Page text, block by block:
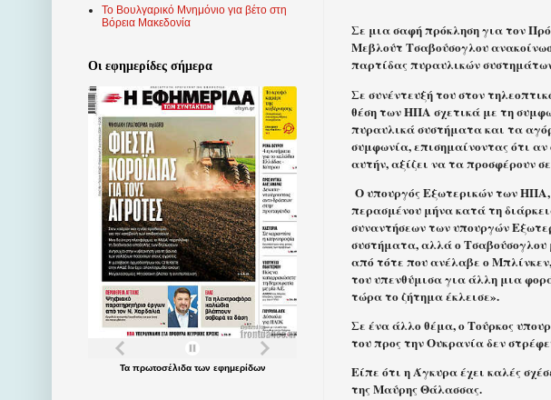
Σε μια σαφή πρόκληση για τον
Μεβλούτ Τσαβούσογλου
παρτίδας πυραυλικών
Σε συνέντευξή του στον
θέση των ΗΠΑ σχετικά με τη
πυραυλικά συστήματα και τα
συμφωνία, επισημαίνοντας ότι
αυτήν, αξίζει να τα προσφέρουν
Ο υπουργός Εξωτερικών των ΗΠΑ,
περασμένου μήνα κατά τη
συναντήσεων των υπουργών
συστήματα, αλλά ο Τσαβούσογλου
από τότε που ανέλαβε ο
του υπενθύμισα για άλλη μια
τώρα το ζήτημα έκλεισε».
Σε ένα άλλο θέμα, ο Τούρκος
του προς την Ουκρανία δεν
Είπε ότι η Άγκυρα έχει καλές
της Μαύρης Θάλασσας.
Το Βουλγαρικό Μνημόνιο για βέτο στη
Βόρεια Μακεδονία
Οι εφημερίδες σήμερα
Τα πρωτοσέλιδατων εφημερίδων